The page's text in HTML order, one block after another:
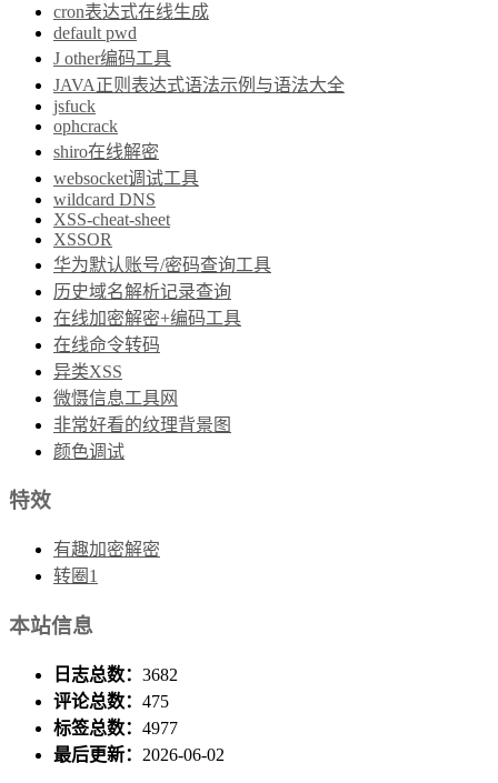
cron表达式在线生成
default pwd
J other编码工具
JAVA正则表达式语法示例与语法大全
jsfuck
ophcrack
shiro在线解密
websocket调试工具
wildcard DNS
XSS-cheat-sheet
XSSOR
华为默认账号/密码查询工具
历史域名解析记录查询
在线加密解密+编码工具
在线命令转码
异类XSS
微慑信息工具网
非常好看的纹理背景图
颜色调试
特效
有趣加密解密
转圈1
本站信息
日志总数： 3682
评论总数： 475
标签总数： 4977
最后更新： 2026-06-02